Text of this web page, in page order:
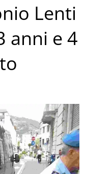
Lenti
anni e 4